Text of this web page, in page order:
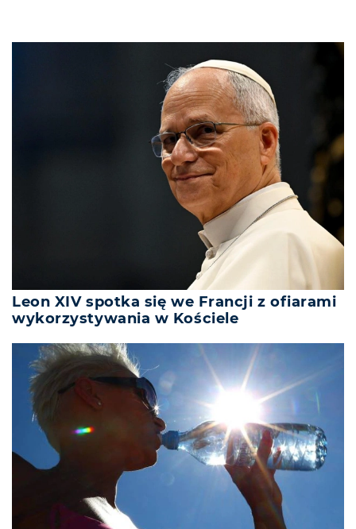
Leon XIV spotka się we Francji z ofiarami
wykorzystywania w Kościele